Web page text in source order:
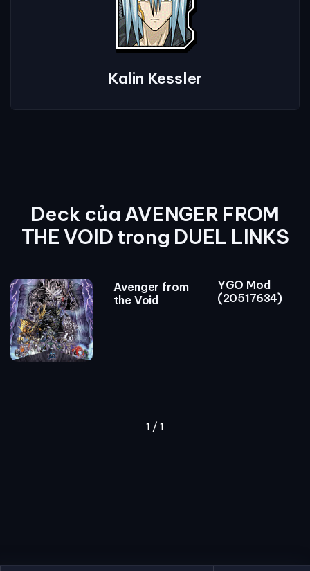
Kalin Kessler
Deck của AVENGER FROM
THE VOID trong DUEL LINKS
Avenger from
the Void
YGO Mod
(20517634)
1 / 1